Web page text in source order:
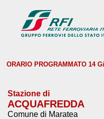
ORARIO PROGRAMMATO 14
Stazione di
ACQUAFREDDA
Comune di Maratea